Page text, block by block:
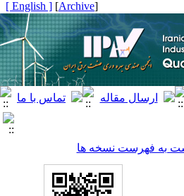
[
Archive
]
[ English ]
به فهرست نسخه ها